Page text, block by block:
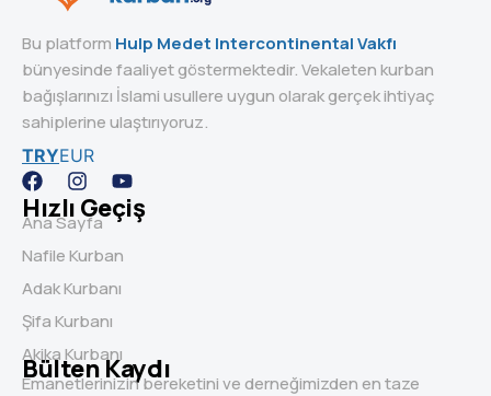
Bu platform Hulp Medet Intercontinental Vakfı
bünyesinde faaliyet göstermektedir. Vekaleten kurban
bağışlarınızı İslami usullere uygun olarak gerçek ihtiyaç
sahiplerine ulaştırıyoruz.
TRYEUR
Hızlı Geçiş
Ana Sayfa
Nafile Kurban
Adak Kurbanı
Şifa Kurbanı
Akika Kurbanı
Bülten Kaydı
Emanetlerinizin bereketini ve derneğimizden en taze